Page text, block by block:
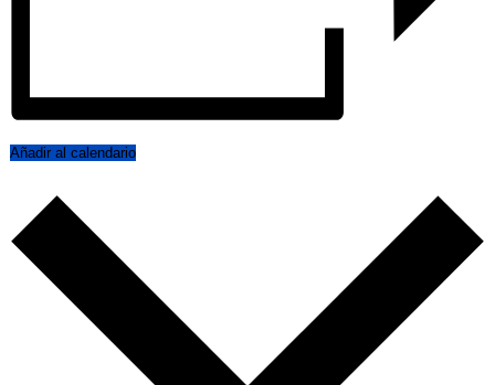
Añadir al calendario